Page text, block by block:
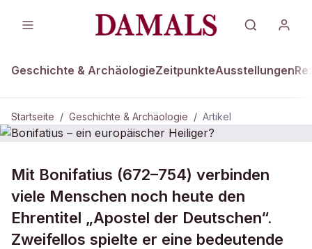
Geschichte & ArchäologieZeitpunkteAusstellungen
Startseite / Geschichte & Archäologie / Artikel
GESCHICHTE & ARCHÄOLOGIE
Bonifatius – ein europäischer
Heiliger?
Mit Bonifatius (672–754) verbinden
viele Menschen noch heute den
Ehrentitel „Apostel der Deutschen“.
Zweifellos spielte er eine bedeutende